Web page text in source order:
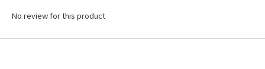
No review for this product